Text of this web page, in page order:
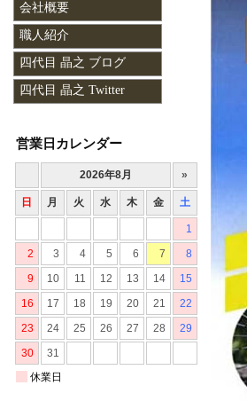
会社概要
職人紹介
四代目 晶之 ブログ
四代目 晶之 Twitter
営業日カレンダー